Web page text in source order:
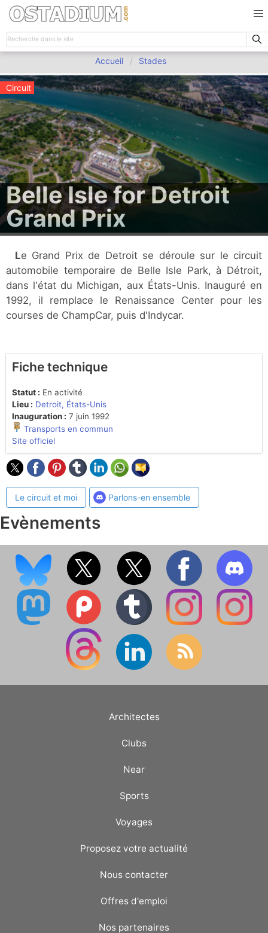
Accueil Stades
Circuit
Belle Isle for Detroit
Grand Prix
Le Grand Prix de Detroit se déroule sur le circuit
automobile temporaire de Belle Isle Park, à Détroit,
dans l'état du Michigan, aux États-Unis. Inauguré en
1992, il remplace le Renaissance Center pour les
courses de ChampCar, puis d'Indycar.
Fiche technique
Statut : En activité
Lieu : Detroit, États-Unis
Inauguration : 7 juin 1992
Transports en commun
Site officiel
Le circuit et moi Parlons-en ensemble
Evènements
Architectes
Clubs
Near
Sports
Voyages
Proposez votre actualité
Nous contacter
Offres d'emploi
Nos partenaires